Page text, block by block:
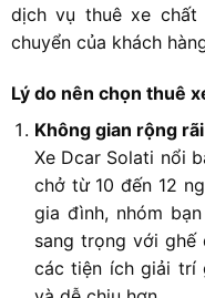
dịch vụ thuê xe
chuyển của khách
Lý do nên chọn thuê
Không gian rộng
Xe Dcar Solati nổi
chở từ 10 đến 12
gia đình, nhóm
sang trọng với ghế
các tiện ích giải trí